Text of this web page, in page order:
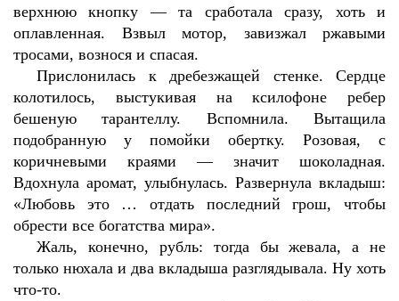
верхнюю кнопку — та сработала сразу, хоть и
оплавленная. Взвыл мотор, завизжал ржавыми
тросами, вознося и спасая.
Прислонилась к дребезжащей стенке. Сердце
колотилось, выстукивая на ксилофоне ребер
бешеную тарантеллу. Вспомнила. Вытащила
подобранную у помойки обертку. Розовая, с
коричневыми краями — значит шоколадная.
Вдохнула аромат, улыбнулась. Развернула вкладыш:
«Любовь это … отдать последний грош, чтобы
обрести все богатства мира».
Жаль, конечно, рубль: тогда бы жевала, а не
только нюхала и два вкладыша разглядывала. Ну хоть
что-то.